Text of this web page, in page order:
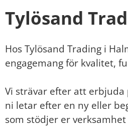
Tylösand
Hos Tylösand Trading i
engagemang för kvalitet,
Vi strävar efter att
ni letar efter en ny eller
som stödjer er